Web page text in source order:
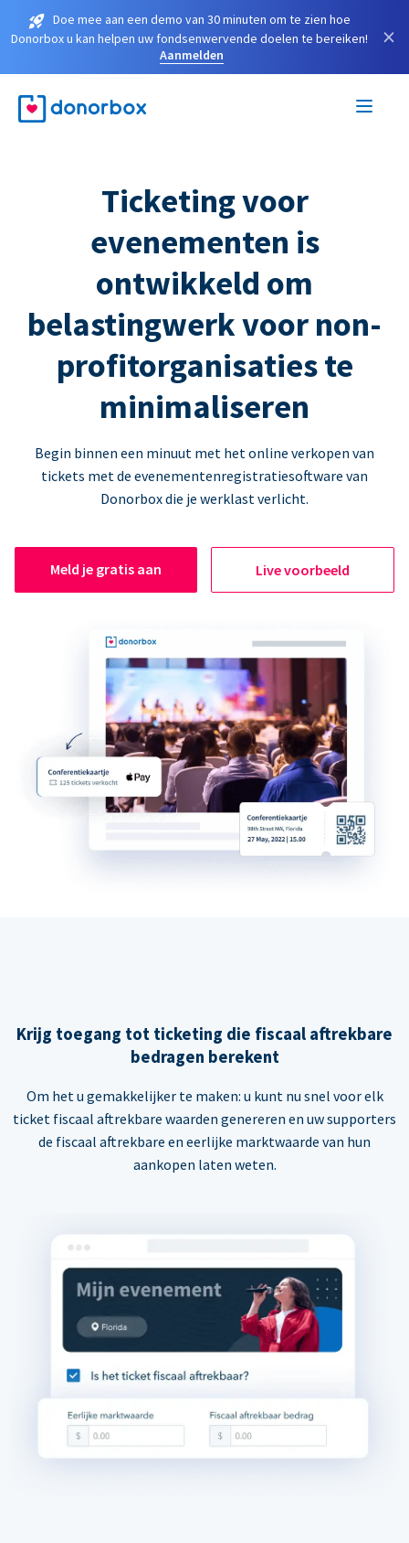
Doe mee aan een demo van 30 minuten om te zien hoe
Donorbox u kan helpen uw fondsenwervende doelen te bereiken!
Aanmelden
×
Ticketing voor
evenementen is
ontwikkeld om
belastingwerk voor non-
profitorganisaties te
minimaliseren
Begin binnen een minuut met het online verkopen van
tickets met de evenementenregistratiesoftware van
Donorbox die je werklast verlicht.
Meld je gratis aan Live voorbeeld
Krijg toegang tot ticketing die fiscaal aftrekbare
bedragen berekent
Om het u gemakkelijker te maken: u kunt nu snel voor elk
ticket fiscaal aftrekbare waarden genereren en uw supporters
de fiscaal aftrekbare en eerlijke marktwaarde van hun
aankopen laten weten.